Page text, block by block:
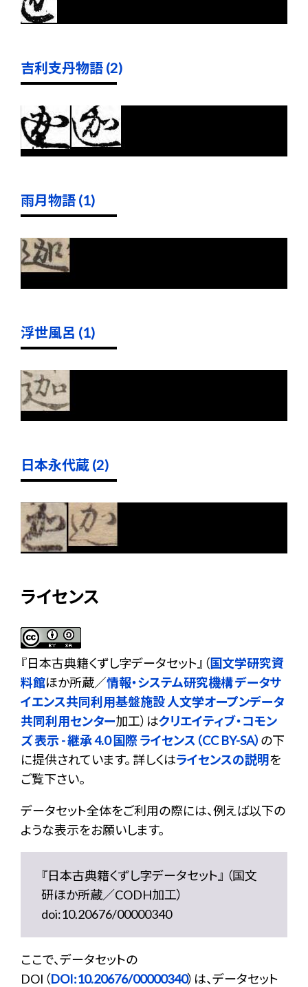
吉利支丹物語 (2)
雨月物語 (1)
浮世風呂 (1)
日本永代蔵 (2)
ライセンス
『日本古典籍くずし字データセット 』（国文学研究資
料館ほか所蔵／情報・システム研究機構 データサ
イエンス共同利用基盤施設 人文学オープンデータ
共同利用センター加工）はクリエイティブ・コモン
ズ 表示 - 継承 4.0 国際 ライセンス（CC BY-SA） の下
に提供されています。 詳しくはライセンスの説明を
ご覧下さい。
データセット全体をご利用の際には、例えば以下の
ような表示をお願いします。
『日本古典籍くずし字データセット』 （国文
研ほか所蔵／CODH加工）
doi:10.20676/00000340
ここで、データセットの
DOI（DOI:10.20676/00000340）は、データセット